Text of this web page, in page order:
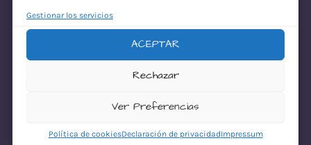
Gestionar los servicios
ACEPTAR
Rechazar
Ver Preferencias
Política de cookiesDeclaración de privacidadImpressum
¡Disculpa este
desastre! Estamos